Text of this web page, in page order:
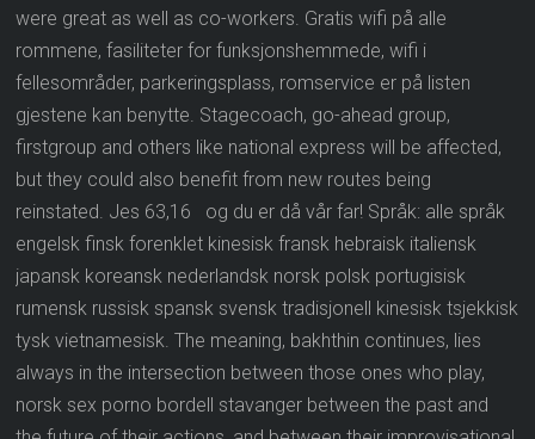
were great as well as co-workers. Gratis wifi på alle
rommene, fasiliteter for funksjonshemmede, wifi i
fellesområder, parkeringsplass, romservice er på listen
gjestene kan benytte. Stagecoach, go-ahead group,
firstgroup and others like national express will be affected,
but they could also benefit from new routes being
reinstated. Jes 63,16 og du er då vår far! Språk: alle språk
engelsk finsk forenklet kinesisk fransk hebraisk italiensk
japansk koreansk nederlandsk norsk polsk portugisisk
rumensk russisk spansk svensk tradisjonell kinesisk tsjekkisk
tysk vietnamesisk. The meaning, bakhthin continues, lies
always in the intersection between those ones who play,
norsk sex porno bordell stavanger between the past and